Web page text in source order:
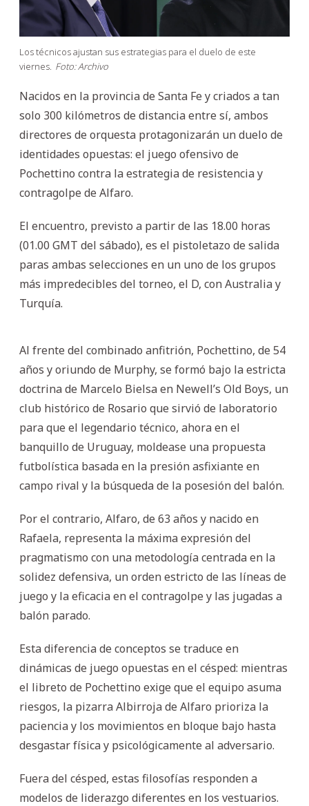
Los técnicos ajustan sus estrategias para el duelo de este
viernes. Foto: Archivo
Nacidos en la provincia de Santa Fe y criados a tan
solo 300 kilómetros de distancia entre sí, ambos
directores de orquesta protagonizarán un duelo de
identidades opuestas: el juego ofensivo de
Pochettino contra la estrategia de resistencia y
contragolpe de Alfaro.
El encuentro, previsto a partir de las 18.00 horas
(01.00 GMT del sábado), es el pistoletazo de salida
paras ambas selecciones en un uno de los grupos
más impredecibles del torneo, el D, con Australia y
Turquía.
Al frente del combinado anfitrión, Pochettino, de 54
años y oriundo de Murphy, se formó bajo la estricta
doctrina de Marcelo Bielsa en Newell’s Old Boys, un
club histórico de Rosario que sirvió de laboratorio
para que el legendario técnico, ahora en el
banquillo de Uruguay, moldease una propuesta
futbolística basada en la presión asfixiante en
campo rival y la búsqueda de la posesión del balón.
Por el contrario, Alfaro, de 63 años y nacido en
Rafaela, representa la máxima expresión del
pragmatismo con una metodología centrada en la
solidez defensiva, un orden estricto de las líneas de
juego y la eficacia en el contragolpe y las jugadas a
balón parado.
Esta diferencia de conceptos se traduce en
dinámicas de juego opuestas en el césped: mientras
el libreto de Pochettino exige que el equipo asuma
riesgos, la pizarra Albirroja de Alfaro prioriza la
paciencia y los movimientos en bloque bajo hasta
desgastar física y psicológicamente al adversario.
Fuera del césped, estas filosofías responden a
modelos de liderazgo diferentes en los vestuarios.